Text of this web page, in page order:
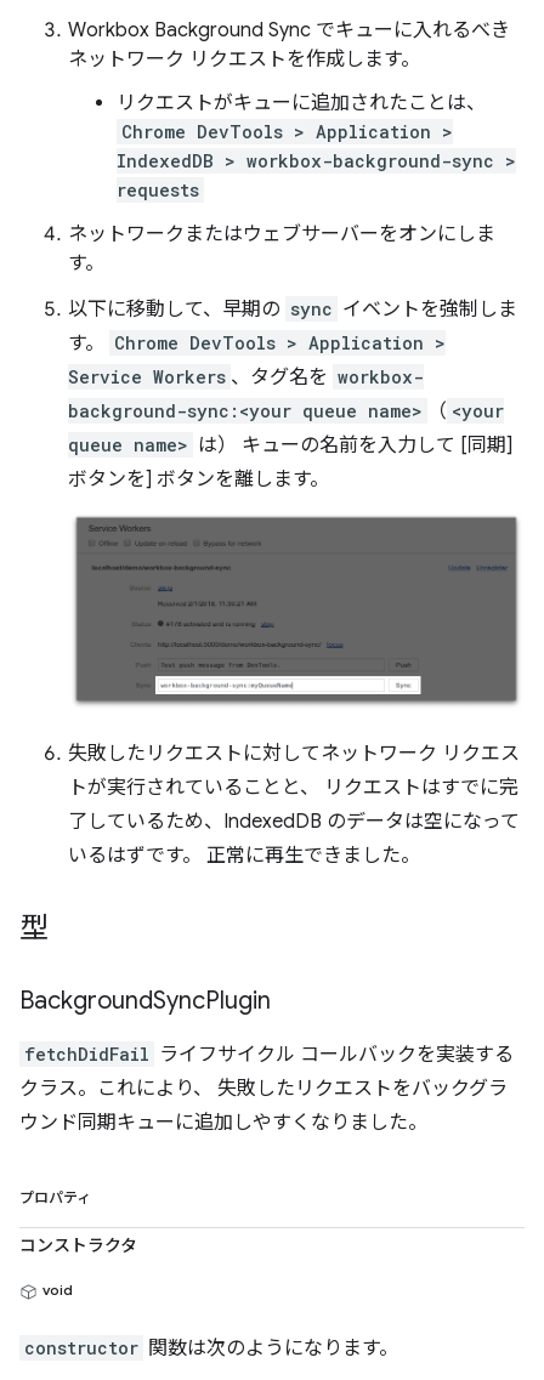
Workbox Background Sync でキューに入れるべき
ネットワーク リクエストを作成します。
リクエストがキューに追加されたことは、
Chrome DevTools > Application >
IndexedDB > workbox-background-sync >
requests
ネットワークまたはウェブサーバーをオンにしま
す。
以下に移動して、早期の sync イベントを強制しま
す。
Chrome DevTools > Application >
Service Workers 、タグ名を workbox-
background-sync:<your queue name>
（ <your
queue name> は） キューの名前を入力して [同期]
ボタンを] ボタンを離します。
失敗したリクエストに対してネットワーク リクエス
トが実行されていることと、 リクエストはすでに完
了しているため、IndexedDB のデータは空になって
いるはずです。 正常に再生できました。
型
BackgroundSyncPlugin
fetchDidFail ライフサイクル コールバックを実装する
クラス。これにより、 失敗したリクエストをバックグラ
ウンド同期キューに追加しやすくなりました。
プロパティ
コンストラクタ
void
constructor 関数は次のようになります。